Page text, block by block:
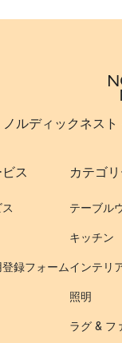
ノルディックネス
ス
録フォーム
カテゴ
テーブル
キッチン
インテリ
照明
ラグ & フ